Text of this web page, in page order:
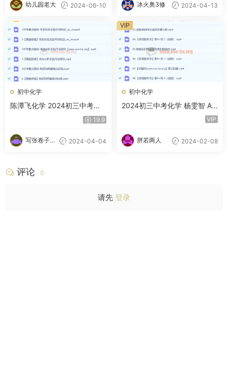
幼儿园老大 2024-06-10 冰火奥3修 2024-04-13
初中化学
陈潭飞化学 2024初三中考化
19.9
写张卷子冷
2024-04-04
初中化学
2024初三中考化学 杨雯智 A+
VIP
胖若两人 2024-02-08
VIP
评论 0
请先 登录